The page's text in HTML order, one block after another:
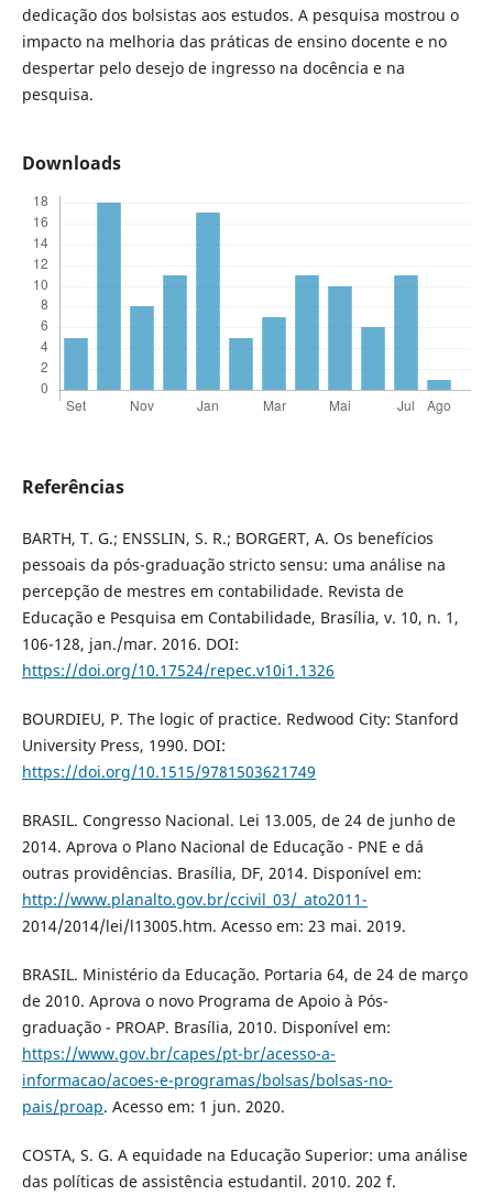
dedicação dos bolsistas aos estudos. A pesquisa mostrou o
impacto na melhoria das práticas de ensino docente e no
despertar pelo desejo de ingresso na docência e na
pesquisa.
Downloads
Referências
BARTH, T. G.; ENSSLIN, S. R.; BORGERT, A. Os benefícios
pessoais da pós-graduação stricto sensu: uma análise na
percepção de mestres em contabilidade. Revista de
Educação e Pesquisa em Contabilidade, Brasília, v. 10, n. 1,
106-128, jan./mar. 2016. DOI:
https://doi.org/10.17524/repec.v10i1.1326
BOURDIEU, P. The logic of practice. Redwood City: Stanford
University Press, 1990. DOI:
https://doi.org/10.1515/9781503621749
BRASIL. Congresso Nacional. Lei 13.005, de 24 de junho de
2014. Aprova o Plano Nacional de Educação - PNE e dá
outras providências. Brasília, DF, 2014. Disponível em:
http://www.planalto.gov.br/ccivil_03/_ato2011-
2014/2014/lei/l13005.htm. Acesso em: 23 mai. 2019.
BRASIL. Ministério da Educação. Portaria 64, de 24 de março
de 2010. Aprova o novo Programa de Apoio à Pós-
graduação - PROAP. Brasília, 2010. Disponível em:
https://www.gov.br/capes/pt-br/acesso-a-
informacao/acoes-e-programas/bolsas/bolsas-no-
pais/proap. Acesso em: 1 jun. 2020.
COSTA, S. G. A equidade na Educação Superior: uma análise
das políticas de assistência estudantil. 2010. 202 f.